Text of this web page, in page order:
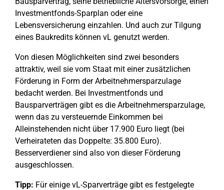
Investmentfonds-Sparplan oder eine
Lebensversicherung einzahlen. Und auch zur Tilgung
eines Baukredits können vL genutzt werden.
Von diesen Möglichkeiten sind zwei besonders
attraktiv, weil sie vom Staat mit einer zusätzlichen
Förderung in Form der Arbeitnehmersparzulage
bedacht werden. Bei Investmentfonds und
Bausparverträgen gibt es die Arbeitnehmersparzulage,
wenn das zu versteuernde Einkommen bei
Alleinstehenden nicht über 17.900 Euro liegt (bei
Verheirateten das Doppelte: 35.800 Euro).
Besserverdiener sind also von dieser Förderung
ausgeschlossen.
Tipp: Für einige vL-Sparverträge gibt es festgelegte